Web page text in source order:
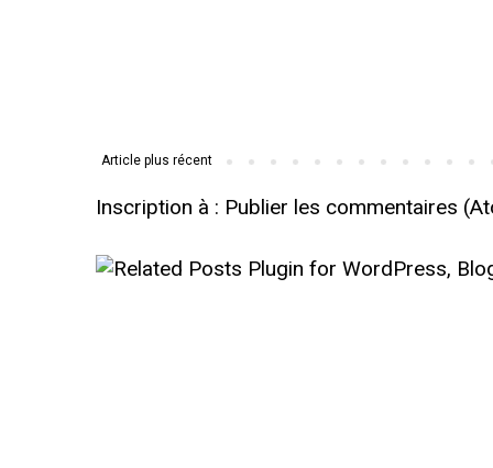
Article plus récent
Inscription à : Publier les commentaires